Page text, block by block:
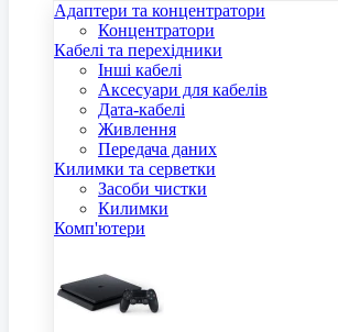
Адаптери та концентратори
Концентратори
Кабелі та перехідники
Інші кабелі
Аксесуари для кабелів
Дата-кабелі
Живлення
Передача даних
Килимки та серветки
Засоби чистки
Килимки
Комп'ютери